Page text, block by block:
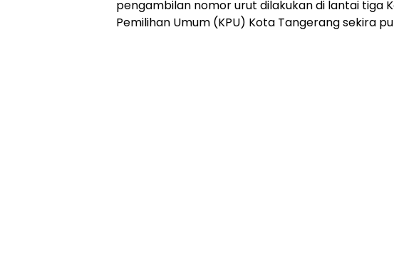
pengambilan nomor urut dilakukan di lantai tiga
Pemilihan Umum (KPU) Kota Tangerang sekira